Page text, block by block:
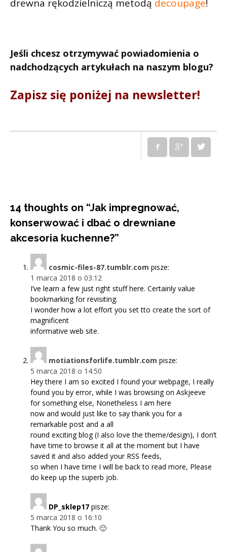
drewna rękodzielniczą metodą decoupage!
Jeśli chcesz otrzymywać powiadomienia o
nadchodzących artykułach na naszym blogu?
Zapisz się poniżej na newsletter!
14 thoughts on “Jak impregnować,
konserwować i dbać o drewniane
akcesoria kuchenne?”
cosmic-files-87.tumblr.com pisze:
1 marca 2018 o 03:12
I’ve learn a few just right stuff here. Certainly value
bookmarking for revisiting.
I wonder how a lot effort you set tto create the sort of
magnificent
informative web site.
motiationsforlife.tumblr.com pisze:
5 marca 2018 o 14:50
Hey there I am so excited I found your webpage, I really
found you by error, while I was browsing on Askjeeve
for something else, Nonetheless I am here
now and would just like to say thank you for a
remarkable post and a all
round exciting blog (I also love the theme/design), I don’t
have time to browse it all at the moment but I have
saved it and also added your RSS feeds,
so when I have time I will be back to read more, Please
do keep up the superb job.
DP_sklep17 pisze:
5 marca 2018 o 16:10
Thank You so much. 🙂